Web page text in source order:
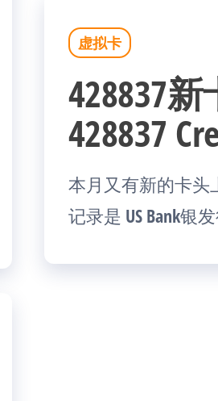
虚拟卡
428837
428837
本月又有新的卡头
记录是 US Bank银